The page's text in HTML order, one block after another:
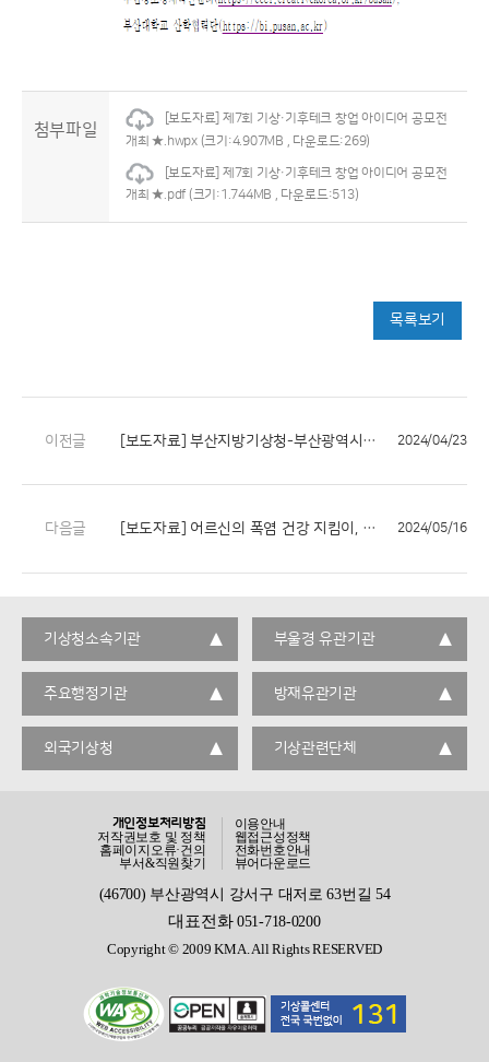
첨부파일
[보도자료] 제7회 기상·기후테크 창업 아이디어 공모전
개최 ★.hwpx (크기:4.907MB , 다운로드:269)
[보도자료] 제7회 기상·기후테크 창업 아이디어 공모전
개최 ★.pdf (크기:1.744MB , 다운로드:513)
목록보기
이전글 [보도자료] 부산지방기상청-부산광역시교육청 꿈담기 업무협약 체결 2024/04/23
다음글 [보도자료] 어르신의 폭염 건강 지킴이, 맞춤형 폭염 영향예보 서비스 2024/05/16
기상청소속기관 부울경 유관기관
주요행정기관 방재유관기관
외국기상청 기상관련단체
개인정보처리방침
이용안내
저작권보호 및 정책
웹접근성정책
홈페이지오류·건의
전화번호안내
부서&직원찾기
뷰어다운로드
(46700) 부산광역시 강서구 대저로 63번길 54
대표전화051-718-0200
Copyright © 2009 KMA. All Rights RESERVED